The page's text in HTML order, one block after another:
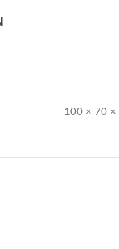
100 × 70 ×